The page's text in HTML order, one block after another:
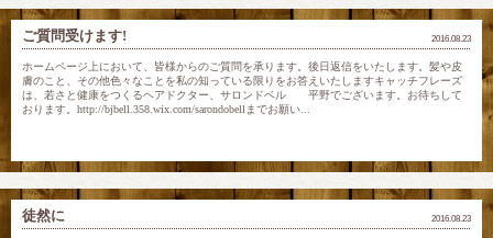
2016.08.23
ご質問受けます!
ホームページ上において、皆様からのご質問を承ります。後日返信をいたします。髪や皮
膚のこと、その他色々なことを私の知っている限りをお答えいたしますキャッチフレーズ
は、若さと健康をつくるヘアドクター、サロンドベル 平野でございます。お待ちして
おります。http://bjbell.358.wix.com/sarondobellまでお願い...
2016.08.23
徒然に